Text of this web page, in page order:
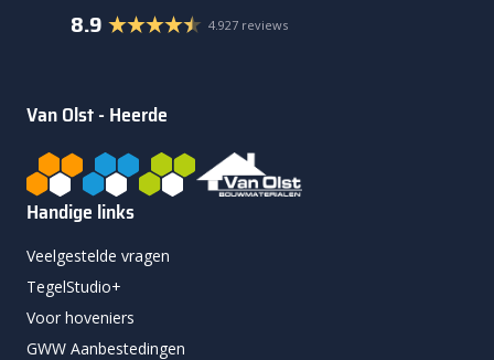
8.9 4.927 reviews
Van Olst - Heerde
Handige links
Veelgestelde vragen
TegelStudio+
Voor hoveniers
GWW Aanbestedingen